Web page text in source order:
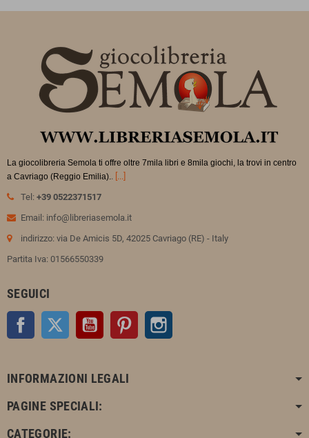
La giocolibreria Semola ti offre oltre 7mila libri e 8mila giochi, la trovi in centro
a Cavriago (Reggio Emilia).. [...]
Tel: +39 0522371517
Email: info@libreriasemola.it
indirizzo: via De Amicis 5D, 42025 Cavriago (RE) - Italy
Partita Iva: 01566550339
SEGUICI
Facebook Twitter YouTube Pinterest
INFORMAZIONI LEGALI
PAGINE SPECIALI:
CATEGORIE: